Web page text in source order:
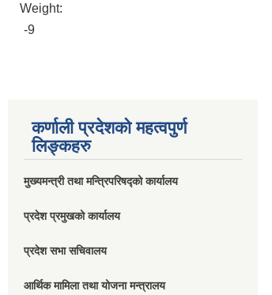
Weight:
-9
कर्णाली प्रदेशको महत्वपुर्ण
लिङ्कहरु
मुख्यमन्त्री तथा मन्त्रिपरिषद्को कार्यालय
प्रदेश प्रमुखको कार्यालय
प्रदेश सभा सचिवालय
आर्थिक मामिला तथा योजना मन्त्रालय